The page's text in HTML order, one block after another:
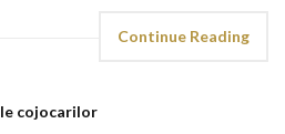
Continue Reading
cojocarilor